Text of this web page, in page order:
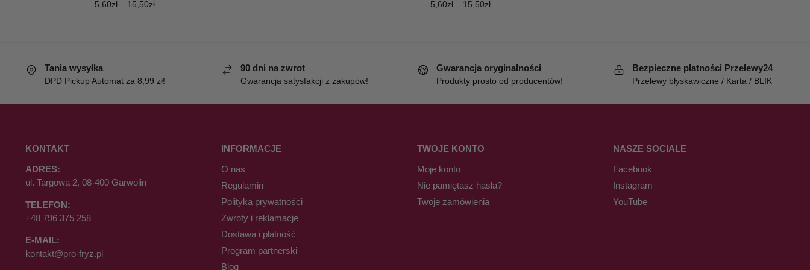
5,60zł – 15,50zł 5,60zł – 15,50zł
Tania wysyłka
DPD Pickup Automat za 8,99 zł!
90 dni na zwrot
Gwarancja satysfakcji z zakupów!
Gwarancja oryginalności
Produkty prosto od producentów!
Bezpieczne płatności Przelewy24
Przelewy błyskawiczne / Karta / BLIK
KONTAKT
ADRES:
ul. Targowa 2, 08-400 Garwolin
TELEFON:
+48 796 375 258
E-MAIL:
kontakt@pro-fryz.pl
INFORMACJE
O nas
Regulamin
Polityka prywatności
Zwroty i reklamacje
Dostawa i płatność
Program partnerski
Blog
TWOJE KONTO
Moje konto
Nie pamiętasz hasła?
Twoje zamówienia
NASZE SOCIALE
Facebook
Instagram
YouTube